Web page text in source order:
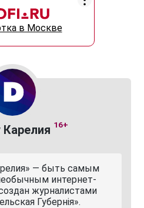
в Москве
Карелия 16+
— быть самым
интернет-
журналистами
Губернiя».